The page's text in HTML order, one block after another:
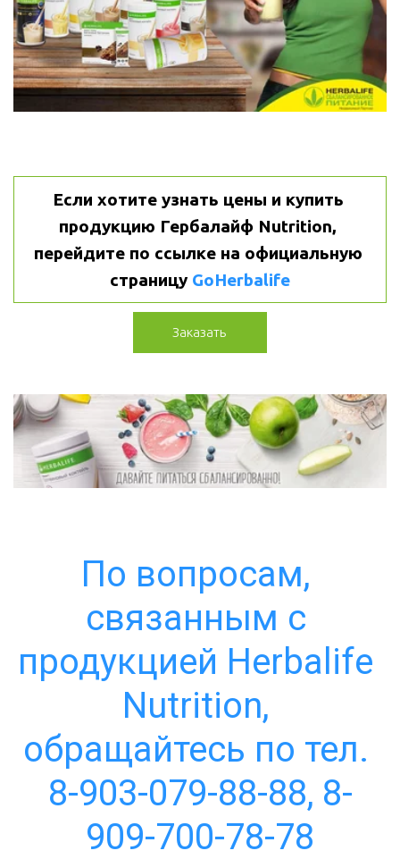
Если хотите узнать цены и купить
продукцию Гербалайф Nutrition,
перейдите по ссылке на официальную
страницу GoHerbalife
Заказать
По вопросам,
связанным с
продукцией Herbalife
Nutrition,
обращайтесь по тел.
8-903-079-88-88, 8-
909-700-78-78